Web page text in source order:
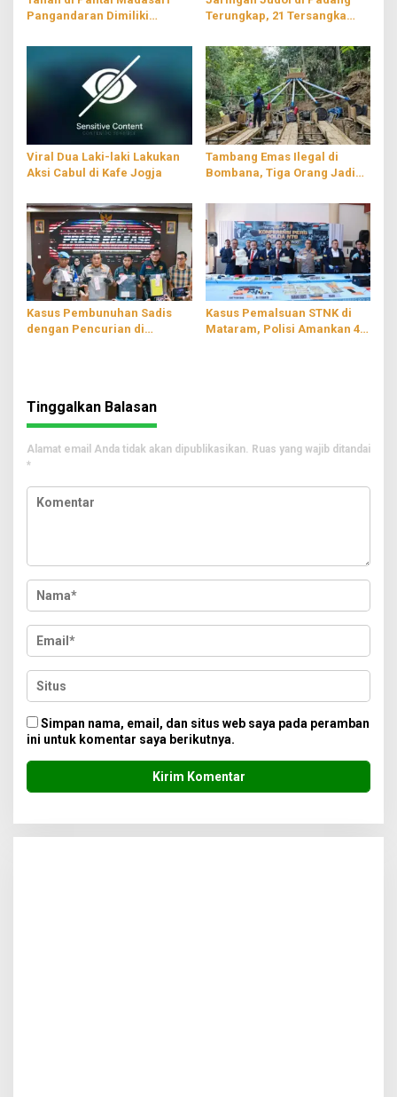
Pangandaran Dimiliki
Batalkan Sertifikat
Terungkap, 21 Tersangka
Viral Dua Laki-laki Lakukan
Aksi Cabul di Kafe Jogja
Tambang Emas Ilegal di
Bombana, Tiga Orang Jadi
Kasus Pembunuhan Sadis
dengan Pencurian di
Kasus Pemalsuan STNK di
Mataram, Polisi Amankan 4
Tinggalkan Balasan
Alamat email Anda tidak akan dipublikasikan. Ruas yang wajib ditandai
*
Simpan nama, email, dan situs web saya pada peramban
ini untuk komentar saya berikutnya.